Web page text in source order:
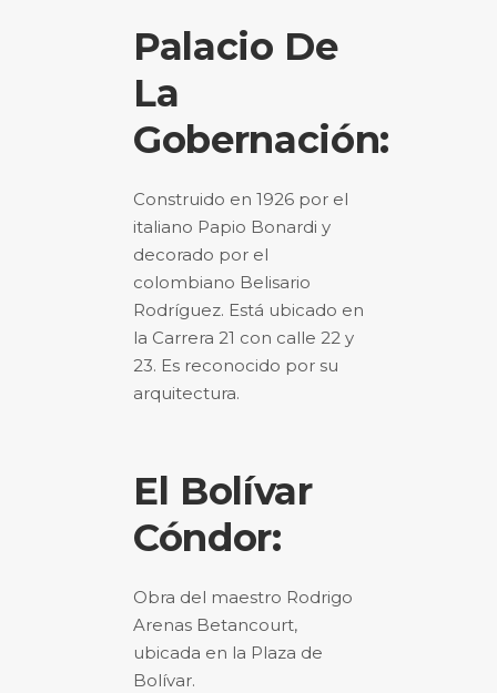
Palacio De
La
Gobernación:
Construido en 1926 por el
italiano Papio Bonardi y
decorado por el
colombiano Belisario
Rodríguez. Está ubicado en
la Carrera 21 con calle 22 y
23. Es reconocido por su
arquitectura.
El Bolívar
Cóndor:
Obra del maestro Rodrigo
Arenas Betancourt,
ubicada en la Plaza de
Bolívar.